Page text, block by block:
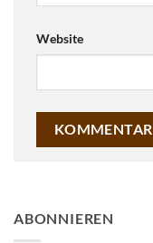
Website
ABONNIEREN